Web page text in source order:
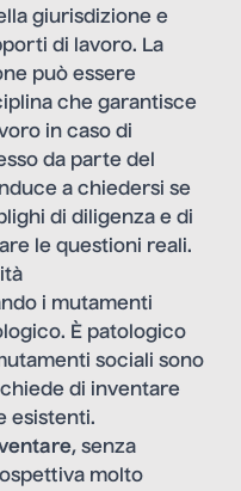
giurisdizione e
di lavoro. La
può essere
che garantisce
in caso di
da parte del
a chiedersi se
di diligenza e di
le questioni reali.
i mutamenti
È patologico
sociali sono
di inventare
esistenti.
, senza
molto